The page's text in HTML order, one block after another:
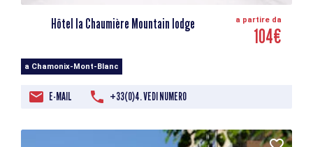
Hôtel la Chaumière Mountain lodge a partire da
104€
a Chamonix-Mont-Blanc
E-MAIL +33(0)4. VEDI NUMERO